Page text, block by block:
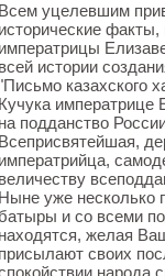
Всем уцелевшим
исторические
императрицы
всей истории
казахского
Кучука императрице
на подданство
Всеприсвятейшая,
императрийца,
величеству
Ныне уже несколько
батыры и со всеми
находятся, желая
присылают своих
народа